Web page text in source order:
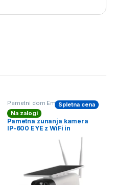
Pametni dom Emos GoSmart,
Solarne Kamere ,Videonadzor,
Zabavna elektronika
Na zalogi
Pametna zunanja kamera
IP-600 EYE z WiFi in
Spletna cena